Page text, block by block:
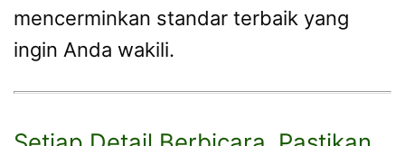
mencerminkan standar terbaik yang
ingin Anda wakili.